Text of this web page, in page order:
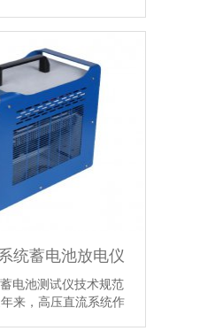
过FBOR内置假负载
保持。l在线充电功
动启动在线充电功
电池 …【详情】
统蓄电池放电仪
电池测试仪技术规范
来，高压直流系统作